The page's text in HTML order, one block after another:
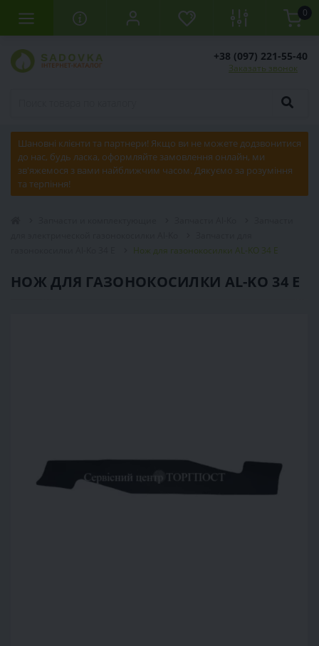
0
+38 (097) 221-55-40
Заказать звонок
Шановні клієнти та партнери! Якщо ви не можете додзвонитися
до нас, будь ласка, оформляйте замовлення онлайн, ми
зв'яжемося з вами найближчим часом. Дякуємо за розуміння
та терпіння!
Нож для газонокосилки AL-KO 34 E
НОЖ ДЛЯ ГАЗОНОКОСИЛКИ AL-KO 34 E